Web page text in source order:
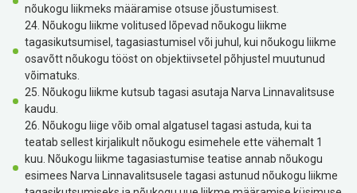
nõukogu liikmeks määramise otsuse jõustumisest.
24. Nõukogu liikme volitused lõpevad nõukogu liikme
tagasikutsumisel, tagasiastumisel või juhul, kui nõukogu liikme
osavõtt nõukogu tööst on objektiivsetel põhjustel muutunud
võimatuks.
25. Nõukogu liikme kutsub tagasi asutaja Narva Linnavalitsuse
kaudu.
26. Nõukogu liige võib omal algatusel tagasi astuda, kui ta
teatab sellest kirjalikult nõukogu esimehele ette vähemalt 1
kuu. Nõukogu liikme tagasiastumise teatise annab nõukogu
esimees Narva Linnavalitsusele tagasi astunud nõukogu liikme